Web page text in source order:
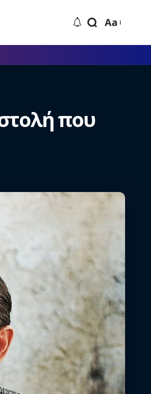
Aa
που